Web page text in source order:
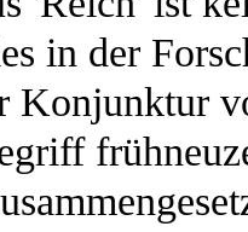
in der
Konjunktur